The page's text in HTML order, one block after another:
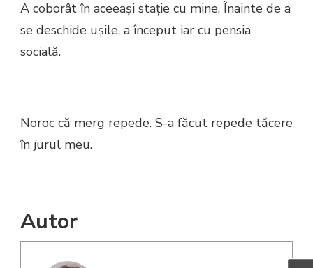
A coborât în aceeași stație cu mine. Înainte de a
se deschide ușile, a început iar cu pensia
socială.
Noroc că merg repede. S-a făcut repede tăcere
în jurul meu.
Autor